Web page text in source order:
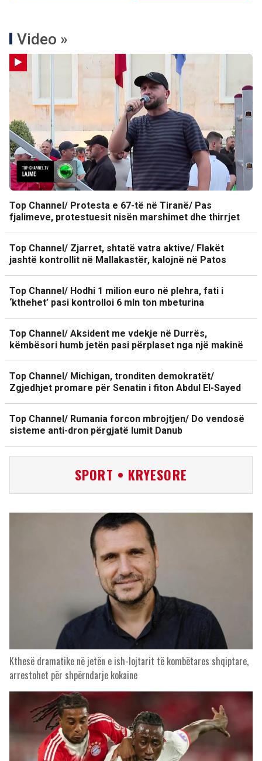
Video »
Top Channel/ Protesta e 67-të në Tiranë/ Pas
fjalimeve, protestuesit nisën marshimet dhe thirrjet
Top Channel/ Zjarret, shtatë vatra aktive/ Flakët
jashtë kontrollit në Mallakastër, kalojnë në Patos
Top Channel/ Hodhi 1 milion euro në plehra, fati i
‘kthehet’ pasi kontrolloi 6 mln ton mbeturina
Top Channel/ Aksident me vdekje në Durrës,
këmbësori humb jetën pasi përplaset nga një makinë
Top Channel/ Michigan, tronditen demokratët/
Zgjedhjet promare për Senatin i fiton Abdul El-Sayed
Top Channel/ Rumania forcon mbrojtjen/ Do vendosë
sisteme anti-dron përgjatë lumit Danub
SPORT • KRYESORE
Kthesë dramatike në jetën e ish-lojtarit të kombëtares shqiptare,
arrestohet për shpërndarje kokaine